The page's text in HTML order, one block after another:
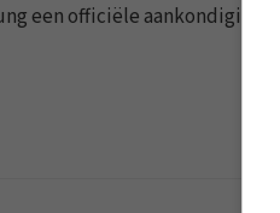
een officiële